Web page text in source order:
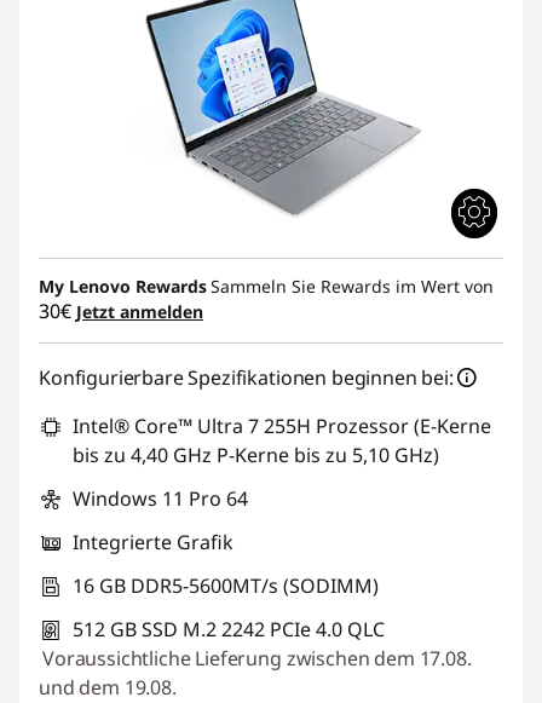
My Lenovo RewardsSammeln Sie Rewards im Wert von
30€ Jetzt anmelden
Konfigurierbare Spezifikationen beginnen bei:
Intel® Core™ Ultra 7 255H Prozessor (E-Kerne
bis zu 4,40 GHz P-Kerne bis zu 5,10 GHz)
Windows 11 Pro 64
Integrierte Grafik
16 GB DDR5-5600MT/s (SODIMM)
512 GB SSD M.2 2242 PCIe 4.0 QLC
Voraussichtliche Lieferung zwischen dem 17.08.
und dem 19.08.